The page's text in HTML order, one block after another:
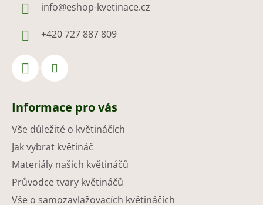
info@eshop-kvetinace.cz
+420 727 887 809
Informace pro vás
Vše důležité o květináčích
Jak vybrat květináč
Materiály našich květináčů
Průvodce tvary květináčů
Vše o samozavlažovacích květináčích